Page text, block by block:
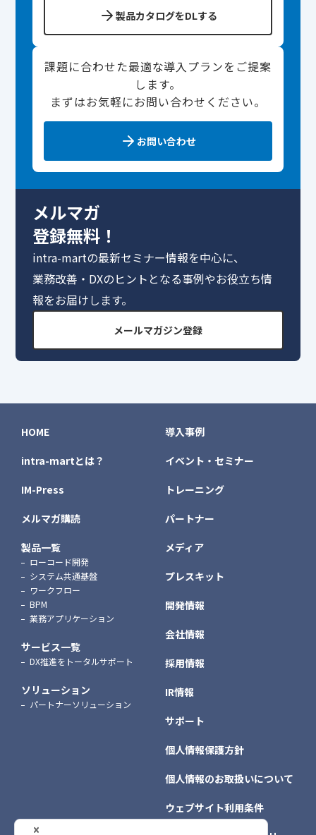
製品カタログをDLする
課題に合わせた最適な導入プランをご提案
します。
まずはお気軽にお問い合わせください。
お問い合わせ
メルマガ
登録無料！
intra-martの最新セミナー情報を中心に、
業務改善・DXのヒントとなる事例やお役立ち情
報をお届けします。
メールマガジン登録
HOME
intra-martとは？
IM-Press
メルマガ購読
製品一覧
ローコード開発
システム共通基盤
ワークフロー
BPM
業務アプリケーション
サービス一覧
DX推進をトータルサポート
ソリューション
パートナーソリューション
導入事例
イベント・セミナー
トレーニング
パートナー
メディア
プレスキット
開発情報
会社情報
採用情報
IR情報
サポート
個人情報保護方針
個人情報のお取扱いについて
ウェブサイト利用条件